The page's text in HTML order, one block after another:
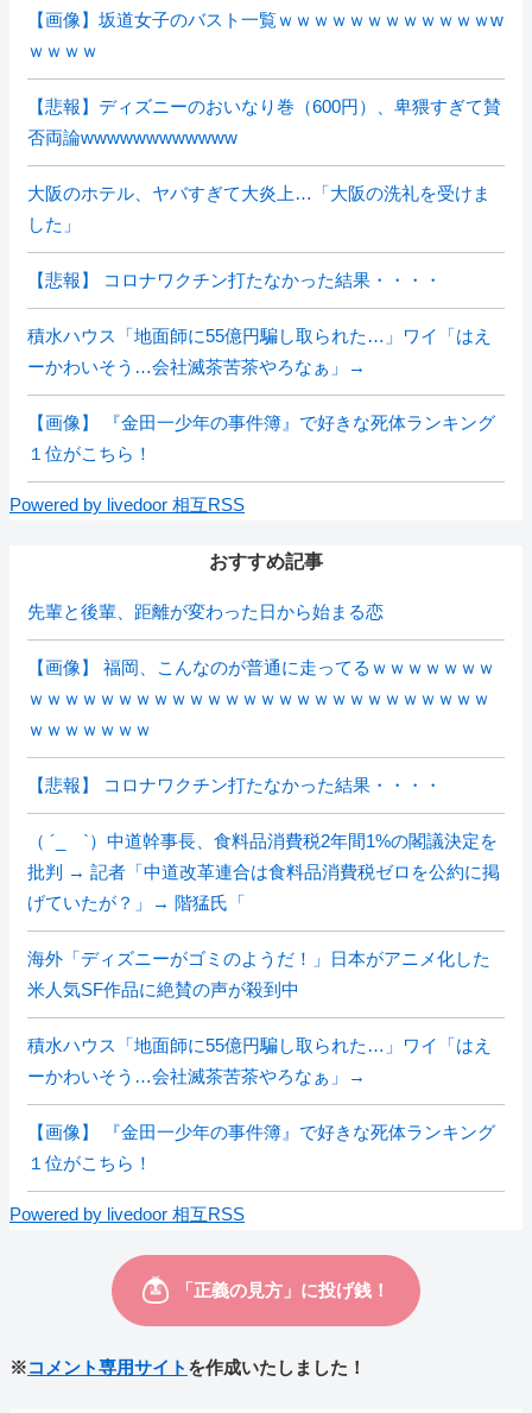
【画像】坂道女子のバスト一覧ｗｗｗｗｗｗｗｗｗｗｗｗw
ｗｗｗｗ
【悲報】ディズニーのおいなり巻（600円）、卑猥すぎて賛
否両論wwwwwwwwwwww
大阪のホテル、ヤバすぎて大炎上…「大阪の洗礼を受けま
した」
【悲報】 コロナワクチン打たなかった結果・・・・
積水ハウス「地面師に55億円騙し取られた…」ワイ「はえ
ーかわいそう…会社滅茶苦茶やろなぁ」→
【画像】 『金田一少年の事件簿』で好きな死体ランキング
１位がこちら！
Powered by livedoor 相互RSS
おすすめ記事
先輩と後輩、距離が変わった日から始まる恋
【画像】 福岡、こんなのが普通に走ってるｗｗｗｗｗｗｗ
ｗｗｗｗｗｗｗｗｗｗｗｗｗｗｗｗｗｗｗｗｗｗｗｗｗｗ
ｗｗｗｗｗｗｗ
【悲報】 コロナワクチン打たなかった結果・・・・
（ ´_ゝ`）中道幹事長、食料品消費税2年間1%の閣議決定を
批判 → 記者「中道改革連合は食料品消費税ゼロを公約に掲
げていたが？」→ 階猛氏「
海外「ディズニーがゴミのようだ！」日本がアニメ化した
米人気SF作品に絶賛の声が殺到中
積水ハウス「地面師に55億円騙し取られた…」ワイ「はえ
ーかわいそう…会社滅茶苦茶やろなぁ」→
【画像】 『金田一少年の事件簿』で好きな死体ランキング
１位がこちら！
Powered by livedoor 相互RSS
※コメント専用サイト を作成いたしました！